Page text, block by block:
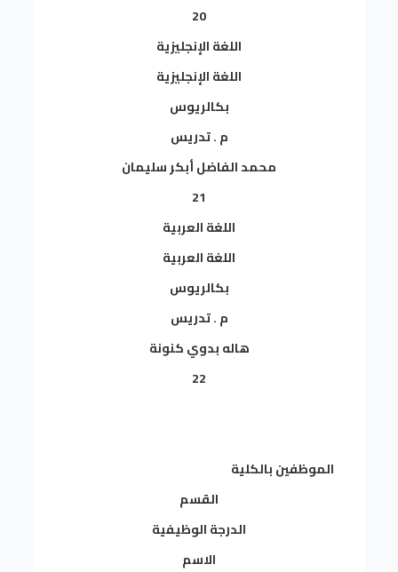
20
اللغة الإنجليزية
اللغة الإنجليزية
بكالريوس
م . تدريس
محمد الفاضل أبكر سليمان
21
اللغة العربية
اللغة العربية
بكالريوس
م . تدريس
هاله بدوي كنونة
22
الموظفين بالكلية
القسم
الدرجة الوظيفية
الاسم